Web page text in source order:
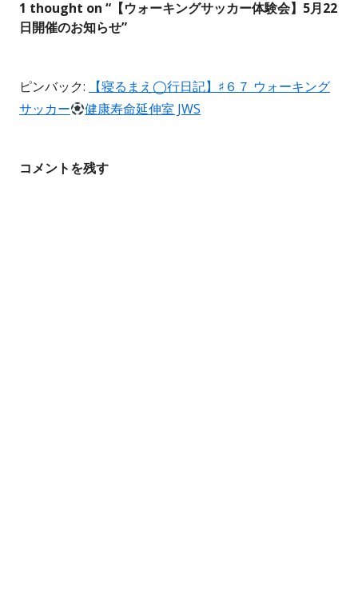
ビ
ー
ョ
1 thought on “ 【ウォーキングサッカー体験会】5月22
日開催のお知らせ”
ピンバック:
【寝るまえ◯行日記】♯６７ ウォーキング
サッカー
健康寿命延伸室 JWS
コメントを残す